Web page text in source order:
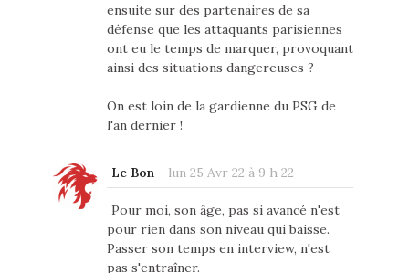
ensuite sur des partenaires de sa
défense que les attaquants parisiennes
ont eu le temps de marquer, provoquant
ainsi des situations dangereuses ?
On est loin de la gardienne du PSG de
l'an dernier !
Le Bon - lun 25 Avr 22 à 9 h 22
Pour moi, son âge, pas si avancé n'est
pour rien dans son niveau qui baisse.
Passer son temps en interview, n'est
pas s'entraîner.